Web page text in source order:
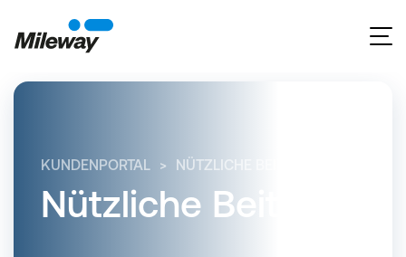
KUNDENPORTAL NÜTZLICHE BEITRÄGE
Nützliche Beiträge